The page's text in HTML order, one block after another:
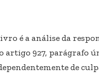
é a análise da
927, parágrafo
de